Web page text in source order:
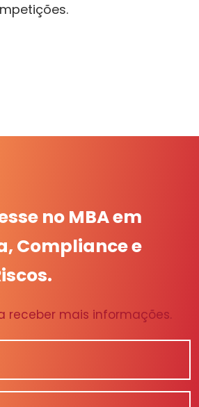
no MBA em
Compliance e
receber mais informações.